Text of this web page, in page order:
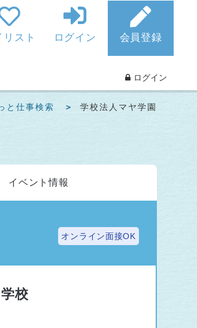
リスト ログイン 会員登録
ログイン
と仕事検索 学校法人マヤ学園
イベント情報
オンライン面接OK
校